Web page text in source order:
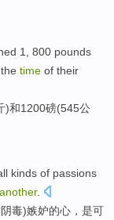
1, 800 pounds
the time of their
)和1200磅(545公
kinds of passions
another.
毒)嫉妒的心，是可